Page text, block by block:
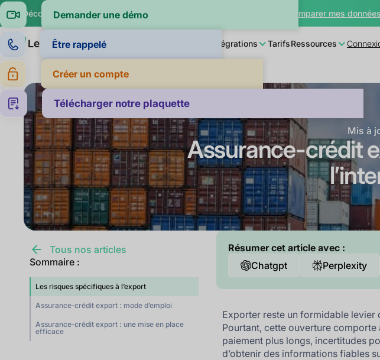
🔍 Découvrez si vos clients paient dans la moyenne de leur secteur Comparer mes données
Produit Intégrations TarifsRessources
Demander une démo
Être rappelé
Créer un compte
Télécharger notre plaquette
Mis à
Assurance-crédit
Tous nos articles
Sommaire :
Les risques spécifiques à l’export
Assurance‑crédit export : mode d’emploi
Assurance‑crédit export : une mise en place
efficace
Résumer cet article avec :
Chatgpt
Perplexity
Exporter reste un formidable levier
Pourtant, cette ouverture
paiement plus longs, incertitudes
d’obtenir des informations fiables